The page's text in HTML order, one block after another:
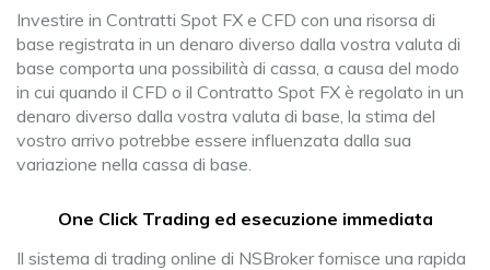
Investire in Contratti Spot FX e CFD con una risorsa di
base registrata in un denaro diverso dalla vostra valuta di
base comporta una possibilità di cassa, a causa del modo
in cui quando il CFD o il Contratto Spot FX è regolato in un
denaro diverso dalla vostra valuta di base, la stima del
vostro arrivo potrebbe essere influenzata dalla sua
variazione nella cassa di base.
One Click Trading ed esecuzione immediata
Il sistema di trading online di NSBroker fornisce una rapida